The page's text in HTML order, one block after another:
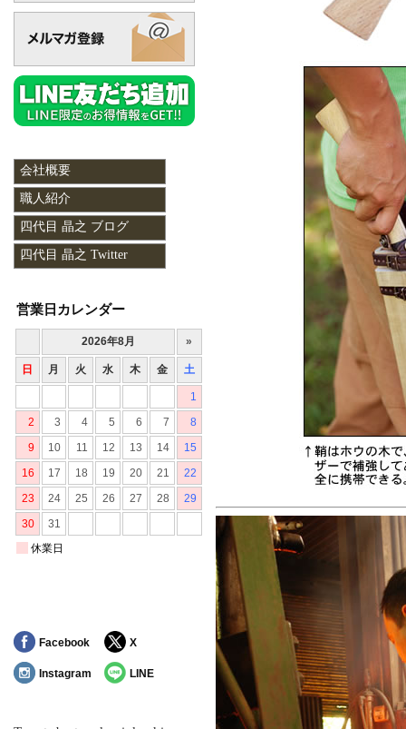
会社概要
職人紹介
四代目 晶之 ブログ
四代目 晶之 Twitter
営業日カレンダー
Facebook X
Instagram LINE